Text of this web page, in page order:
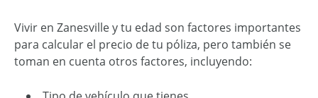
Vivir en Zanesville y tu edad son factores importantes
para calcular el precio de tu póliza, pero también se
toman en cuenta otros factores, incluyendo: